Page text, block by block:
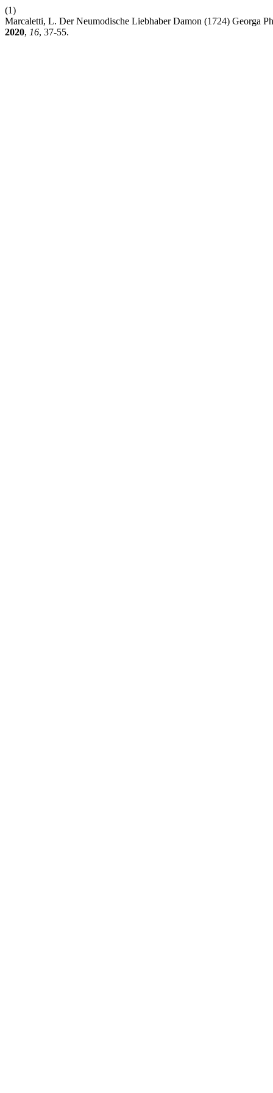
(1)
Marcaletti, L. Der Neumodische Liebhaber Damon (1724) Georga
2020, 16, 37-55.